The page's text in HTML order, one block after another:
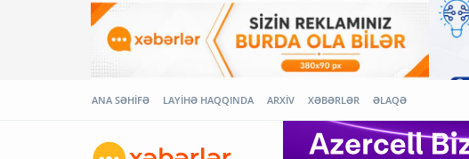
ANA SƏHİFƏ LAYİHƏ HAQQINDA ARXİV XƏBƏRLƏR ƏLAQƏ